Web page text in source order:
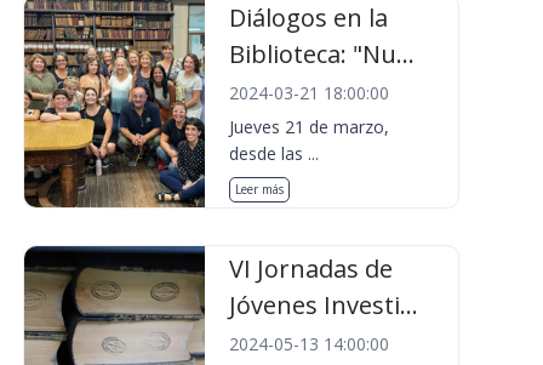
Diálogos en la
Biblioteca: "Nu...
2024-03-21 18:00:00
Jueves 21 de marzo,
desde las ...
Leer más
VI Jornadas de
Jóvenes Investi...
2024-05-13 14:00:00